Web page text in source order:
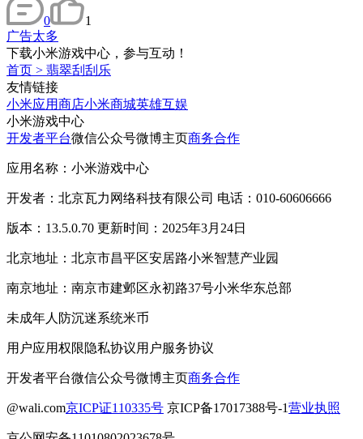
0
1
广告太多
下载小米游戏中心，参与互动！
首页 > 翡翠刮刮乐
友情链接
小米应用商店小米商城英雄互娱
小米游戏中心
开发者平台微信公众号微博主页商务合作
应用名称：小米游戏中心
开发者：北京瓦力网络科技有限公司 电话：010-60606666
版本：13.5.0.70 更新时间：2025年3月24日
北京地址：北京市昌平区安居路小米智慧产业园
南京地址：南京市建邺区永初路37号小米华东总部
未成年人防沉迷系统米币
用户应用权限隐私协议用户服务协议
开发者平台微信公众号微博主页商务合作
@wali.com京ICP证110335号 京ICP备17017388号-1营业执照